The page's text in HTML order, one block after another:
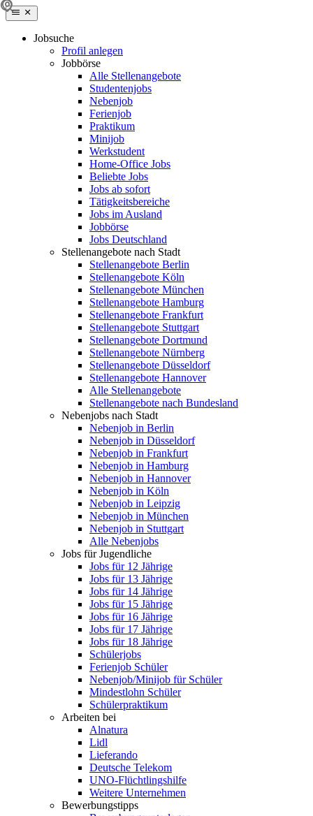
Jobsuche
Profil anlegen
Jobbörse
Alle Stellenangebote
Studentenjobs
Nebenjob
Ferienjob
Praktikum
Minijob
Werkstudent
Home-Office Jobs
Beliebte Jobs
Jobs ab sofort
Tätigkeitsbereiche
Jobs im Ausland
Jobbörse
Jobs Deutschland
Stellenangebote nach Stadt
Stellenangebote Berlin
Stellenangebote Köln
Stellenangebote München
Stellenangebote Hamburg
Stellenangebote Frankfurt
Stellenangebote Stuttgart
Stellenangebote Dortmund
Stellenangebote Nürnberg
Stellenangebote Düsseldorf
Stellenangebote Hannover
Alle Stellenangebote
Stellenangebote nach Bundesland
Nebenjobs nach Stadt
Nebenjob in Berlin
Nebenjob in Düsseldorf
Nebenjob in Frankfurt
Nebenjob in Hamburg
Nebenjob in Hannover
Nebenjob in Köln
Nebenjob in Leipzig
Nebenjob in München
Nebenjob in Stuttgart
Alle Nebenjobs
Jobs für Jugendliche
Jobs für 12 Jährige
Jobs für 13 Jährige
Jobs für 14 Jährige
Jobs für 15 Jährige
Jobs für 16 Jährige
Jobs für 17 Jährige
Jobs für 18 Jährige
Schülerjobs
Ferienjob Schüler
Nebenjob/Minijob für Schüler
Mindestlohn Schüler
Schülerpraktikum
Arbeiten bei
Alnatura
Lidl
Lieferando
Deutsche Telekom
UNO-Flüchtlingshilfe
Weitere Unternehmen
Bewerbungstipps